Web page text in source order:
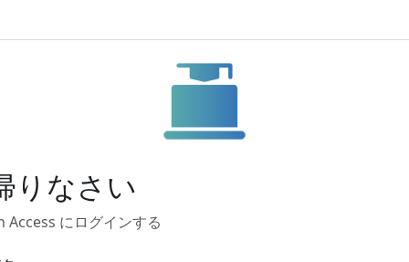
りなさい
Access にログインする